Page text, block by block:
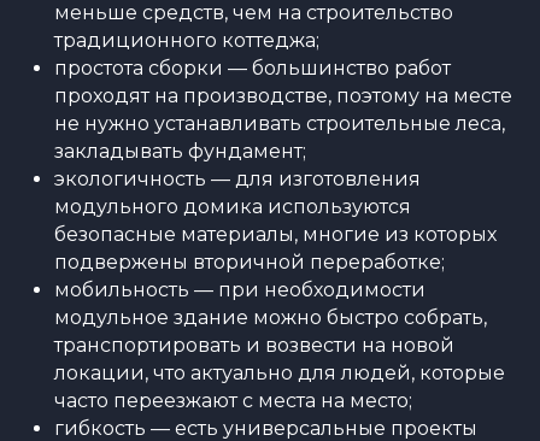
меньше средств, чем на строительство
традиционного коттеджа;
простота сборки — большинство работ
проходят на производстве, поэтому на месте
не нужно устанавливать строительные леса,
закладывать фундамент;
экологичность — для изготовления
модульного домика используются
безопасные материалы, многие из которых
подвержены вторичной переработке;
мобильность — при необходимости
модульное здание можно быстро собрать,
транспортировать и возвести на новой
локации, что актуально для людей, которые
часто переезжают с места на место;
гибкость — есть универсальные проекты